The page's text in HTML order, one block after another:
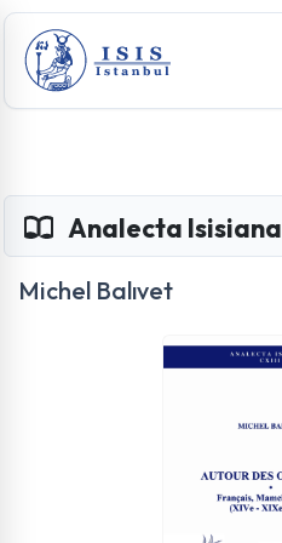
Analecta Isisiana
Michel Balıvet